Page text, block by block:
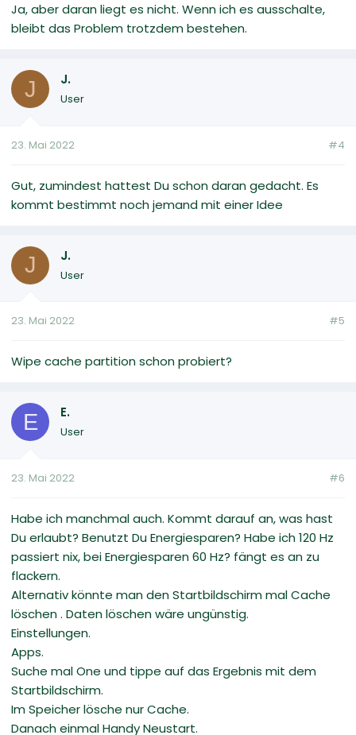
Ja, aber daran liegt es nicht. Wenn ich es ausschalte,
bleibt das Problem trotzdem bestehen.
J J.
User
23. Mai 2022 #4
Gut, zumindest hattest Du schon daran gedacht. Es
kommt bestimmt noch jemand mit einer Idee
J J.
User
23. Mai 2022 #5
Wipe cache partition schon probiert?
E E.
User
23. Mai 2022 #6
Habe ich manchmal auch. Kommt darauf an, was hast
Du erlaubt? Benutzt Du Energiesparen? Habe ich 120 Hz
passiert nix, bei Energiesparen 60 Hz? fängt es an zu
flackern.
Alternativ könnte man den Startbildschirm mal Cache
löschen . Daten löschen wäre ungünstig.
Einstellungen.
Apps.
Suche mal One und tippe auf das Ergebnis mit dem
Startbildschirm.
Im Speicher lösche nur Cache.
Danach einmal Handy Neustart.